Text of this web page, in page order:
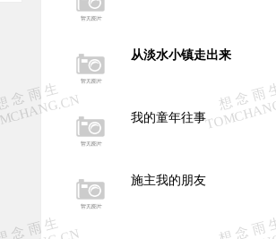
从淡水小镇走出来
我的童年往事
施主我的朋友